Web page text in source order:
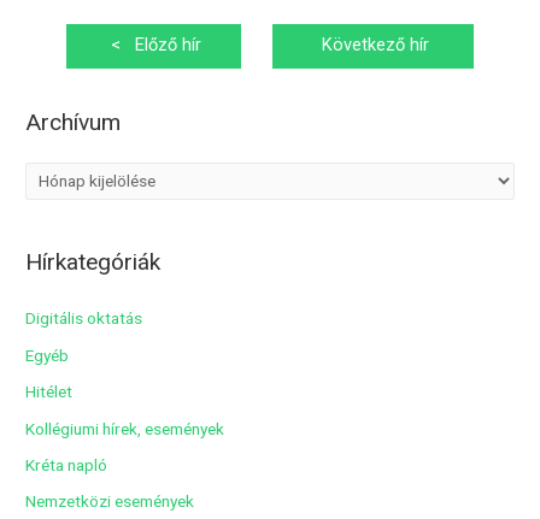
Bejegyzés
navigáció
< Előző hír
Következő hír
Archívum
hHírkategóriák
Digitális oktatás
Egyéb
Hitélet
Kollégiumi hírek, események
Kréta napló
Nemzetközi események